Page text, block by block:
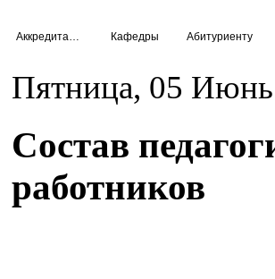
Кафедры Абитуриенту
Пятница, 05
Состав
работников